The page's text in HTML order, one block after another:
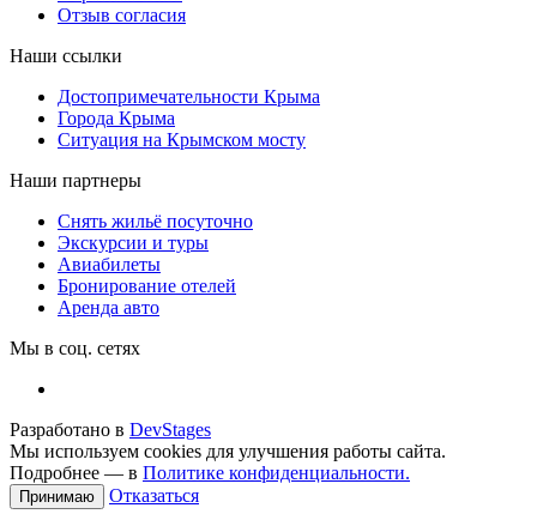
Отзыв согласия
Наши ссылки
Достопримечательности Крыма
Города Крыма
Ситуация на Крымском мосту
Наши партнеры
Снять жильё посуточно
Экскурсии и туры
Авиабилеты
Бронирование отелей
Аренда авто
Мы в соц. сетях
Разработано в DevStages
Мы используем cookies для улучшения работы сайта.
Подробнее — в Политике конфиденциальности.
Принимаю Отказаться